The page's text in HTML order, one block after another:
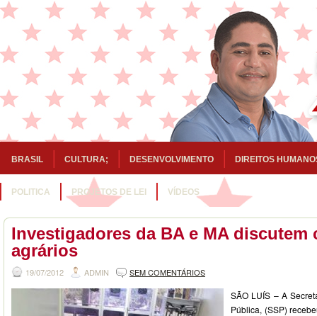
BRASIL CULTURA; DESENVOLVIMENTO DIREITOS
POLITICA PROJETOS DE LEI VÍDEOS
Investigadores da BA e MA discutem
agrários
19/07/2012 ADMIN SEM COMENTÁRIOS
SÃO LUÍS – A
Pública, (SSP)